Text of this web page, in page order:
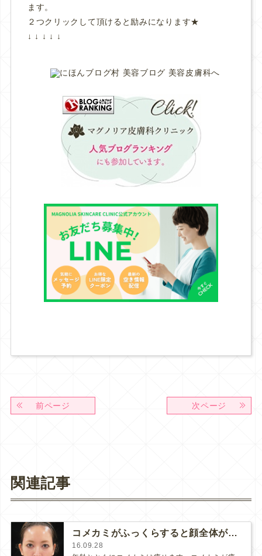
ます。
２つクリックして頂けると励みになります★
↓ ↓ ↓ ↓ ↓
前ページ 次ページ
関連記事
コメカミがふっくらすると顔全体が変わる
16.09.28